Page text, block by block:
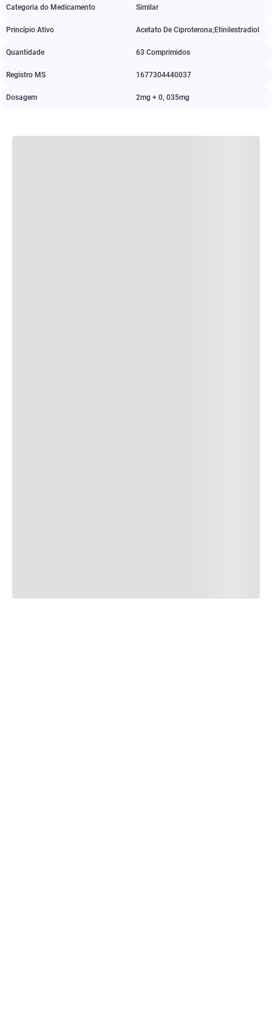
Categoria do Medicamento Similar
Princípio Ativo Acetato De Ciproterona;Etinilestradiol
Quantidade 63 Comprimidos
Registro MS 1677304440037
Dosagem 2mg + 0, 035mg